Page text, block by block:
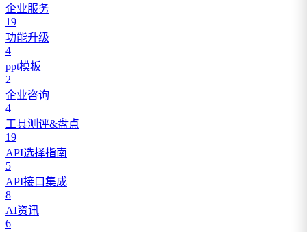
企业服务
19
功能升级
4
ppt模板
2
企业咨询
4
工具测评&盘点
19
API选择指南
5
API接口集成
8
AI资讯
6